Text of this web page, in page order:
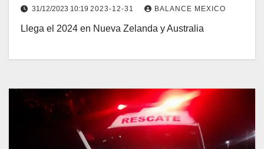
31/12/2023 10:19 2023-12-31 BALANCE MEXICO
Llega el 2024 en Nueva Zelanda y Australia